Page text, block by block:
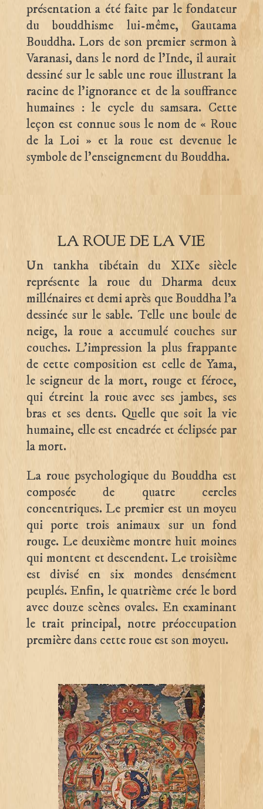
présentation a été faite par le fondateur
du bouddhisme lui-même, Gautama
Bouddha. Lors de son premier sermon à
Varanasi, dans le nord de l’Inde, il aurait
dessiné sur le sable une roue illustrant la
racine de l’ignorance et de la souffrance
humaines : le cycle du samsara. Cette
leçon est connue sous le nom de « Roue
de la Loi » et la roue est devenue le
symbole de l’enseignement du Bouddha.
LA ROUE DE LA VIE
Un tankha tibétain du XIXe siècle
représente la roue du Dharma deux
millénaires et demi après que Bouddha l’a
dessinée sur le sable. Telle une boule de
neige, la roue a accumulé couches sur
couches. L’impression la plus frappante
de cette composition est celle de Yama,
le seigneur de la mort, rouge et féroce,
qui étreint la roue avec ses jambes, ses
bras et ses dents. Quelle que soit la vie
humaine, elle est encadrée et éclipsée par
la mort.
La roue psychologique du Bouddha est
composée de quatre cercles
concentriques. Le premier est un moyeu
qui porte trois animaux sur un fond
rouge. Le deuxième montre huit moines
qui montent et descendent. Le troisième
est divisé en six mondes densément
peuplés. Enfin, le quatrième crée le bord
avec douze scènes ovales. En examinant
le trait principal, notre préoccupation
première dans cette roue est son moyeu.